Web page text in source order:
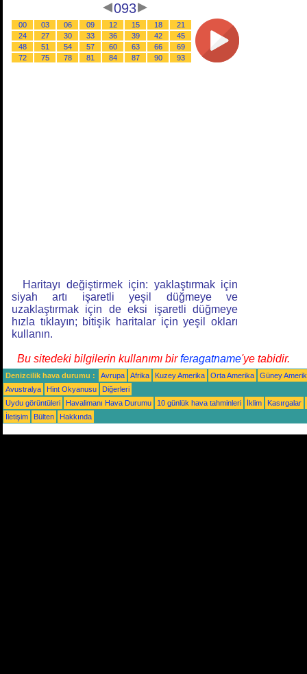
093
00 03 06 09 12 15 18
21
24
27 30 33 36 39 42
45
48
51 54 57 60 63 66
69
72
75 78 81 84 87 90 93
Haritayı değiştirmek için: yaklaştırmak için
siyah artı işaretli yeşil düğmeye ve
uzaklaştırmak için de eksi işaretli düğmeye
hızla tıklayın; bitişik haritalar için yeşil okları
kullanın.
Bu sitedeki bilgilerin kullanımı birferagatname'ye tabidir.
Denizcilik hava durumu : Avrupa Afrika Kuzey Amerika Orta Amerika
Güney
Avustralya
Hint Okyanusu
Diğerleri
Uydu görüntüleri
Havalimanı Hava Durumu 10 günlük hava tahminleri İklim
Kasırgalar
İletişim
Bülten Hakkında